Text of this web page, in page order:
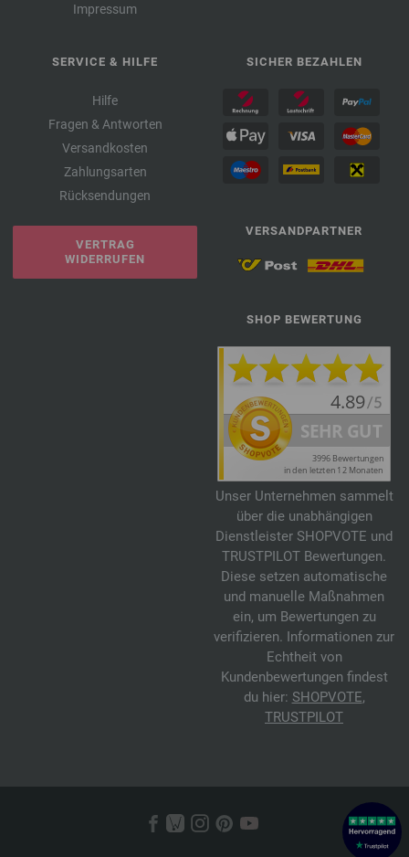
Impressum
SERVICE & HILFE
Hilfe
Fragen & Antworten
Versandkosten
Zahlungsarten
Rücksendungen
VERTRAG
WIDERRUFEN
SICHER BEZAHLEN
VERSANDPARTNER
SHOP BEWERTUNG
Unser Unternehmen sammelt
über die unabhängigen
Dienstleister SHOPVOTE und
TRUSTPILOT Bewertungen.
Diese setzen automatische
und manuelle Maßnahmen
ein, um Bewertungen zu
verifizieren. Informationen zur
Echtheit von
Kundenbewertungen findest
du hier: SHOPVOTE,
TRUSTPILOT